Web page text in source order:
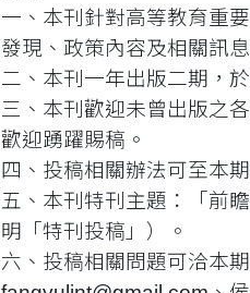
一、本刊針對高等教育重
發現、政策內容及相關訊
二、本刊一年出版二期，
三、本刊歡迎未曾出版之
歡迎踴躍賜稿。
四、投稿相關辦法可至本
五、本刊特刊主題：「前
明「特刊投稿」）。
六、投稿相關問題可洽本